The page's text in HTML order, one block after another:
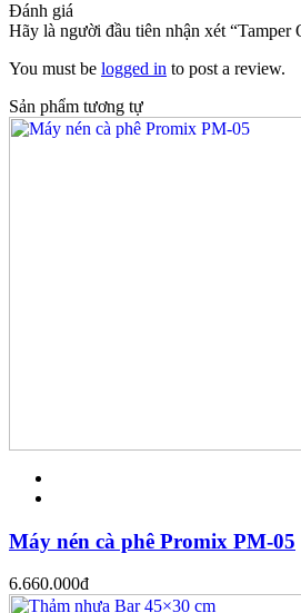
Đánh giá
Hãy là người đầu tiên nhận xét “Tamper
You must be logged in to post a review.
Sản phẩm tương tự
Máy nén cà phê Promix PM-05
6.660.000đ